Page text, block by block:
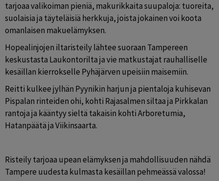
tarjoaa valikoiman pieniä, makurikkaita suupaloja: tuoreita,
suolaisia ja täyteläisiä herkkuja, joista jokainen voi koota
omanlaisen makuelämyksen.
Hopealinjojen iltaristeily lähtee suoraan Tampereen
keskustasta Laukontorilta ja vie matkustajat rauhalliselle
kesäillan kierrokselle Pyhäjärven upeisiin maisemiin.
Reitti kulkee jylhän Pyynikin harjun ja pientaloja kuhisevan
Pispalan rinteiden ohi, kohti Rajasalmen siltaa ja Pirkkalan
rantoja ja kääntyy sieltä takaisin kohti Arboretumia,
Hatanpäätä ja Viikinsaarta.
Risteily tarjoaa upean elämyksen ja mahdollisuuden nähdä
Tampere uudesta kulmasta kesäillan pehmeässä valossa!